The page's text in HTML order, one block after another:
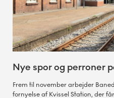
Nye spor og perroner
Frem til november arbejder
fornyelse af Kvissel Station, der